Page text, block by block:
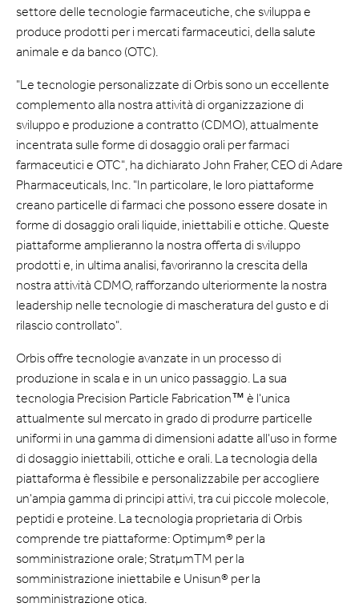
settore delle tecnologie farmaceutiche, che sviluppa e
produce prodotti per i mercati farmaceutici, della salute
animale e da banco (OTC).
"Le tecnologie personalizzate di Orbis sono un eccellente
complemento alla nostra attività di organizzazione di
sviluppo e produzione a contratto (CDMO), attualmente
incentrata sulle forme di dosaggio orali per farmaci
farmaceutici e OTC", ha dichiarato John Fraher, CEO di Adare
Pharmaceuticals, Inc. "In particolare, le loro piattaforme
creano particelle di farmaci che possono essere dosate in
forme di dosaggio orali liquide, iniettabili e ottiche. Queste
piattaforme amplieranno la nostra offerta di sviluppo
prodotti e, in ultima analisi, favoriranno la crescita della
nostra attività CDMO, rafforzando ulteriormente la nostra
leadership nelle tecnologie di mascheratura del gusto e di
rilascio controllato".
Orbis offre tecnologie avanzate in un processo di
produzione in scala e in un unico passaggio. La sua
tecnologia Precision Particle Fabrication™ è l'unica
attualmente sul mercato in grado di produrre particelle
uniformi in una gamma di dimensioni adatte all'uso in forme
di dosaggio iniettabili, ottiche e orali. La tecnologia della
piattaforma è flessibile e personalizzabile per accogliere
un'ampia gamma di principi attivi, tra cui piccole molecole,
peptidi e proteine. La tecnologia proprietaria di Orbis
comprende tre piattaforme: Optimμm® per la
somministrazione orale; StratμmTM per la
somministrazione iniettabile e Unisun® per la
somministrazione otica.